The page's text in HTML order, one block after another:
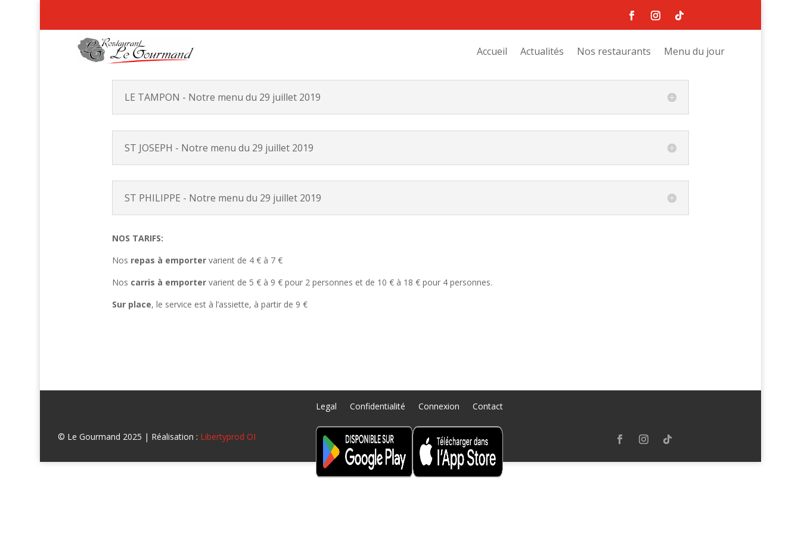
Accueil Actualités Nos restaurants Menu du jour
LE TAMPON - Notre menu du 29 juillet 2019
ST JOSEPH - Notre menu du 29 juillet 2019
ST PHILIPPE - Notre menu du 29 juillet 2019
NOS TARIFS:
Nos repas à emporter varient de 4 € à 7 €
Nos carris à emportervarient de 5 € à 9 € pour 2 personnes et de 10 € à 18 € pour 4 personnes.
Sur place, le service est à l’assiette, à partir de 9 €
Legal Confidentialité Connexion Contact
© Le Gourmand 2025 | Réalisation : Libertyprod OI